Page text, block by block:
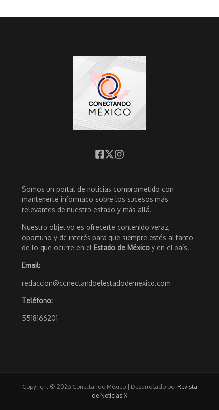
Somos un portal de noticias comprometido con
mantenerte informado sobre los sucesos más
relevantes de nuestro estado y más allá.
Nuestro objetivo es ofrecerte contenido veraz,
oportuno y de interés para que siempre estés al tanto
de lo que ocurre en el Estado de México y en el país.
Email:
redaccion@conectandoelestadodemexico.com
Teléfono:
5518166201
Copyright © 2026 Conectando México | Desarrollado por Revista
de Noticias X